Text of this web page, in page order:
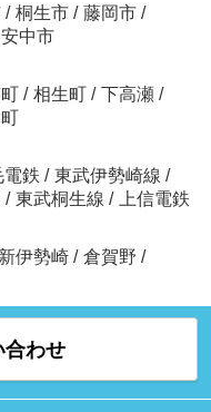
/ 桐生市 / 藤岡市 /
安中市
/ 相生町 / 下高瀬 /
電鉄 / 東武伊勢崎線 /
/ 東武桐生線 /
上信電鉄
新伊勢崎 / 倉賀野 /
合わせ